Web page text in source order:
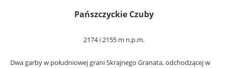
Pańszczyckie Czuby
2174 i 2155 m n.p.m.
Dwa garby w południowej grani Skrajnego Granata, odchodzącej w